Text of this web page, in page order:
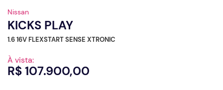
Nissan
KICKS PLAY
1.6 16V FLEXSTART SENSE XTRONIC
À vista:
R$ 107.900,00